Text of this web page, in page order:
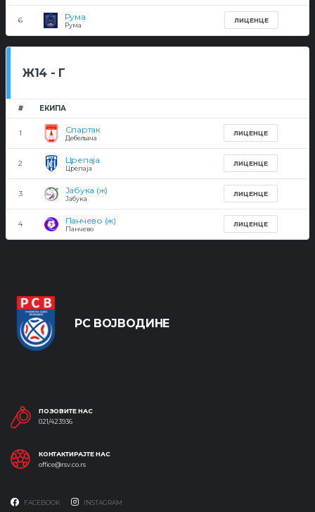
6 Рума
Рума
ЛИЦЕНЦЕ
Ж14 - Г
# ЕКИПА
1 Спартак
Дебељача
ЛИЦЕНЦЕ
2 Црепаја
Црепаја
ЛИЦЕНЦЕ
3 Јабука (ж)
Јабука
ЛИЦЕНЦЕ
4 Панчево (ж)
Панчево
ЛИЦЕНЦЕ
РС ВОЈВОДИНЕ
ПОЗОВИТЕ НАС
021/423936
КОНТАКТИРАЈТЕ НАС
office@rsv.co.rs
FACEBOOK INSTAGRAM